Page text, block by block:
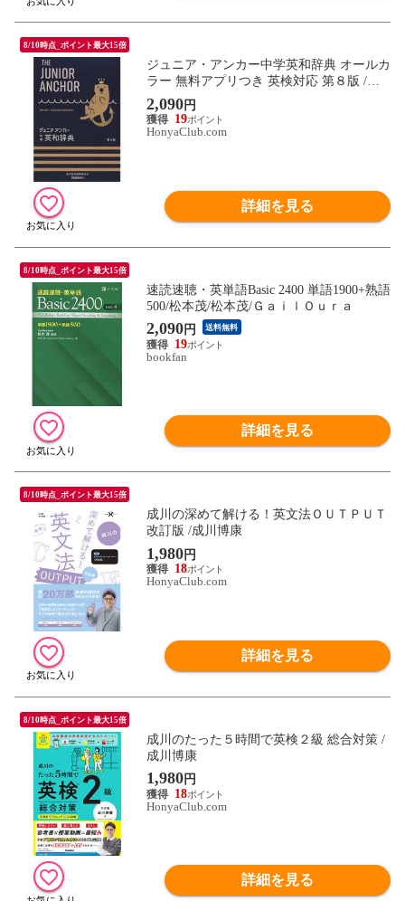
8/10時点_ポイント最大15倍
ジュニア・アンカー中学英和辞典 オールカ
ラー 無料アプリつき 英検対応 第８版 /羽
鳥博愛 永田博人
2,090円
19
HonyaClub.com
詳細を見る
8/10時点_ポイント最大15倍
速読速聴・英単語Basic 2400 単語1900+熟語
500/松本茂/松本茂/ＧａｉｌＯｕｒａ
2,090円 送料無料
19
bookfan
詳細を見る
8/10時点_ポイント最大15倍
成川の深めて解ける！英文法ＯＵＴＰＵＴ
改訂版 /成川博康
1,980円
18
HonyaClub.com
詳細を見る
8/10時点_ポイント最大15倍
成川のたった５時間で英検２級 総合対策 /
成川博康
1,980円
18
HonyaClub.com
詳細を見る